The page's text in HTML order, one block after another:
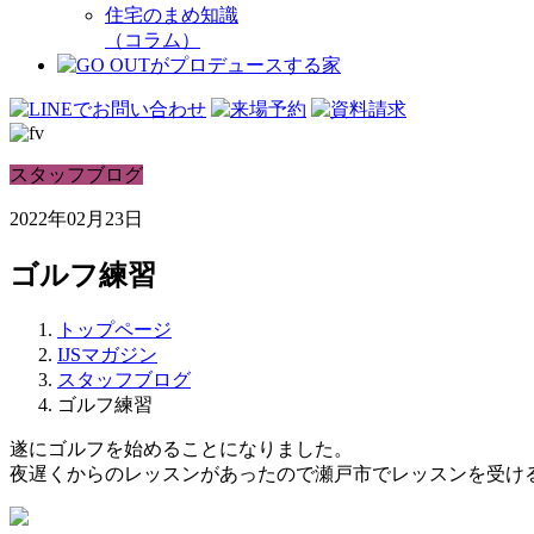
住宅のまめ知識
（コラム）
スタッフブログ
2022年02月23日
ゴルフ練習
トップページ
IJSマガジン
スタッフブログ
ゴルフ練習
遂にゴルフを始めることになりました。
夜遅くからのレッスンがあったので瀬戸市でレッスンを受け